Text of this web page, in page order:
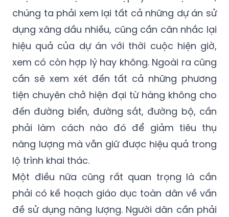
chúng ta phải xem lại tất cả những dự án sử
dụng xăng dầu nhiều, cũng cần cân nhắc lại
hiệu quả của dự án với thời cuộc hiện giờ,
xem có còn hợp lý hay không. Ngoài ra cũng
cần sẽ xem xét đến tất cả những phương
tiện chuyên chở hiện đại từ hàng không cho
đến đường biển, đường sắt, đường bộ, cần
phải làm cách nào đó để giảm tiêu thụ
năng lượng mà vẫn giữ được hiệu quả trong
lộ trình khai thác.
Một điều nữa cũng rất quan trọng là cần
phải có kế hoạch giáo dục toàn dân về vấn
đề sử dụng năng lượng. Người dân cần phải